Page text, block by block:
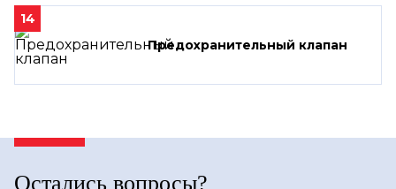
14
Предохранительный клапан
Остались вопросы?